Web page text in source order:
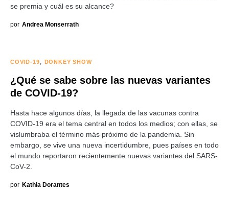
se premia y cuál es su alcance?
por Andrea Monserrath
COVID-19 DONKEY SHOW
¿Qué se sabe sobre las nuevas variantes
de COVID-19?
Hasta hace algunos días, la llegada de las vacunas contra
COVID-19 era el tema central en todos los medios; con ellas, se
vislumbraba el término más próximo de la pandemia. Sin
embargo, se vive una nueva incertidumbre, pues países en todo
el mundo reportaron recientemente nuevas variantes del SARS-
CoV-2.
por Kathia Dorantes